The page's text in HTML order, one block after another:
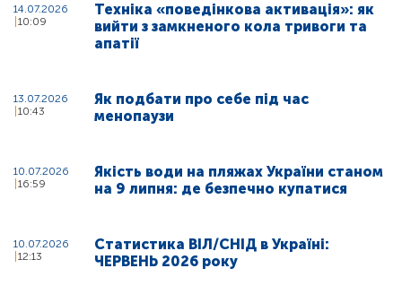
14.07.2026
10:09
Техніка «поведінкова активація»: як
вийти з замкненого кола тривоги та
апатії
13.07.2026
10:43
Як подбати про себе під час
менопаузи
10.07.2026
16:59
Якість води на пляжах України станом
на 9 липня: де безпечно купатися
10.07.2026
12:13
Статистика ВІЛ/СНІД в Україні:
ЧЕРВЕНЬ 2026 року